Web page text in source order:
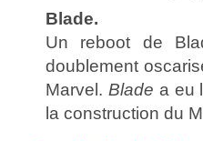
Blade.
Un reboot de
doublement
Marvel. Blade a eu
la construction du